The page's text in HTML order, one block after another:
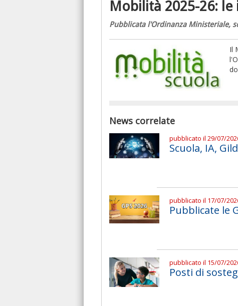
Mobilità 2025-26: le
Pubblicata l'Ordinanza Ministeriale,
Il
News correlate
pubblicato il 29/07/
Scuola, IA,
pubblicato il 17/07/
Pubblicate le
pubblicato il 15/07/
Posti di